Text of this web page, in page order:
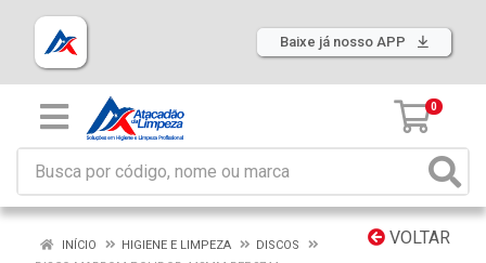
Baixe já nosso APP
0
VOLTAR
INÍCIO HIGIENE E LIMPEZA
DISCOS